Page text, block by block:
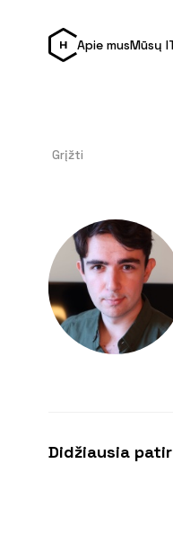
Apie musMūsų
Grįžti
Didžiausia